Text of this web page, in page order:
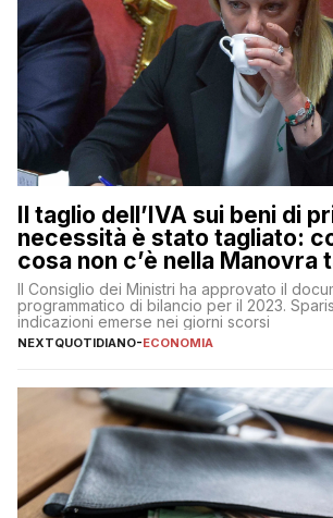
Il taglio dell’IVA sui beni di
necessità è stato tagliato:
cosa non c’è nella Manovra
Meloni
Il Consiglio dei Ministri ha approvato il
programmatico di bilancio per il 2023.
indicazioni emerse nei giorni scorsi
NEXTQUOTIDIANO-ECONOMIA